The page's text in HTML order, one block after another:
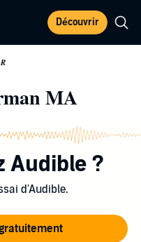
Découvrir
MA
Audible ?
d'Audible.